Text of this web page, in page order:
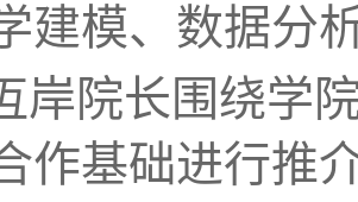
建模、数据分
岸院长围绕学
作基础进行推